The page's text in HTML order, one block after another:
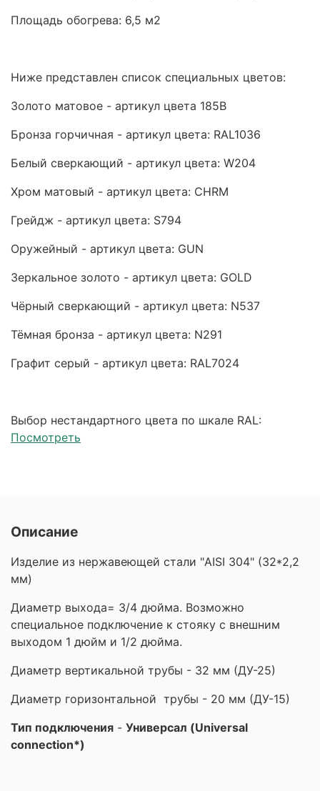
Площадь обогрева: 6,5 м2
Ниже представлен список специальных цветов:
Золото матовое - артикул цвета 185B
Бронза горчичная - артикул цвета: RAL1036
Белый сверкающий - артикул цвета: W204
Хром матовый - артикул цвета: CHRM
Грейдж - артикул цвета: S794
Оружейный - артикул цвета: GUN
Зеркальное золото - артикул цвета: GOLD
Чёрный сверкающий - артикул цвета: N537
Тёмная бронза - артикул цвета: N291
Графит серый - артикул цвета: RAL7024
Выбор нестандартного цвета по шкале RAL:
Посмотреть
Описание
Изделие из нержавеющей стали "AISI 304" (32*2,2
мм)
Диаметр выхода= 3/4 дюйма. Возможно
специальное подключение к стояку с внешним
выходом 1 дюйм и 1/2 дюйма.
Диаметр вертикальной трубы - 32 мм (ДУ-25)
Диаметр горизонтальной трубы - 20 мм (ДУ-15)
Тип подключения - Универсал (Universal
connection*)